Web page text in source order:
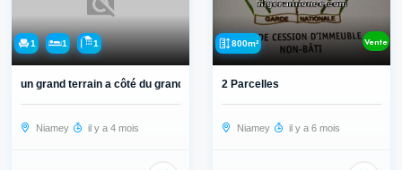
1 1 1
un grand terrain a côté du grand ma...
Niamey il y a 4 mois
800m² Vente
2 Parcelles
Niamey il y a 6 mois